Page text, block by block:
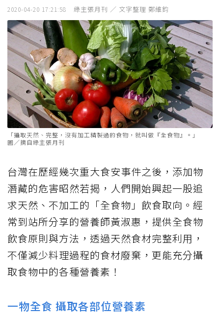
2020-04-20 17:21:58 綠主張月刊 ／ 文字整理 鄭維鈞
「攝取天然、完整，沒有加工精製過的食物，就叫做『全食物』。」
圖／摘自綠主張月刊
台灣在歷經幾次重大食安事件之後，添加物
潛藏的危害昭然若揭，人們開始興起一股追
求天然、不加工的「全食物」飲食取向。經
常到站所分享的營養師黃淑惠，提供全食物
飲食原則與方法，透過天然食材完整利用，
不僅減少料理過程的食材廢棄，更能充分攝
取食物中的各種營養素！
一物全食 攝取各部位營養素